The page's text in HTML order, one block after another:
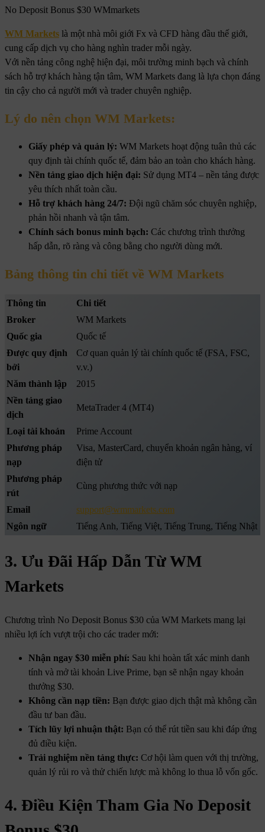
No Deposit Bonus $30 WMmarkets
WM Markets là một nhà môi giới Fx và CFD hàng đầu thế giới,
cung cấp dịch vụ cho hàng nghìn trader mỗi ngày.
Với nền tảng công nghệ hiện đại, môi trường minh bạch và chính
sách hỗ trợ khách hàng tận tâm, WM Markets đang là lựa chọn đáng
tin cậy cho cả người mới và trader chuyên nghiệp.
Lý do nên chọn WM Markets:
Giấy phép và quản lý: WM Markets hoạt động tuân thủ các
quy định tài chính quốc tế, đảm bảo an toàn cho khách hàng.
Nền tảng giao dịch hiện đại: Sử dụng MT4 – nền tảng được
yêu thích nhất toàn cầu.
Hỗ trợ khách hàng 24/7: Đội ngũ chăm sóc chuyên nghiệp,
phản hồi nhanh và tận tâm.
Chính sách bonus minh bạch: Các chương trình thưởng
hấp dẫn, rõ ràng và công bằng cho người dùng mới.
Bảng thông tin chi tiết về WM Markets
Thông tin
Chi tiết
Broker
WM Markets
Quốc gia
Quốc tế
Được quy định
bởi
Cơ quan quản lý tài chính quốc tế (FSA, FSC,
v.v.)
Năm thành lập
2015
Nền tảng giao
dịch
MetaTrader 4 (MT4)
Loại tài khoản
Prime Account
Phương pháp
nạp
Visa, MasterCard, chuyển khoản ngân hàng, ví
điện tử
Phương pháp
rút
Cùng phương thức với nạp
Email
support@wmmarkets.com
Ngôn ngữ
Tiếng Anh, Tiếng Việt, Tiếng Trung, Tiếng Nhật
3. Ưu Đãi Hấp Dẫn Từ WM
Markets
Chương trình No Deposit Bonus $30 của WM Markets mang lại
nhiều lợi ích vượt trội cho các trader mới:
Nhận ngay $30 miễn phí: Sau khi hoàn tất xác minh danh
tính và mở tài khoản Live Prime, bạn sẽ nhận ngay khoản
thưởng $30.
Không cần nạp tiền: Bạn được giao dịch thật mà không cần
đầu tư ban đầu.
Tích lũy lợi nhuận thật: Bạn có thể rút tiền sau khi đáp ứng
đủ điều kiện.
Trải nghiệm nền tảng thực: Cơ hội làm quen với thị trường,
quản lý rủi ro và thử chiến lược mà không lo thua lỗ vốn gốc.
4. Điều Kiện Tham Gia No Deposit